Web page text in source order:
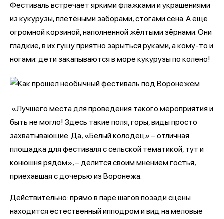
Фестиваль встречает яркими флажками и украшениями
из кукурузы, плетёными заборами, стогами сена. А ещё
огромной корзиной, наполненной жёлтыми зёрнами. Они
гладкие, в их гущу приятно зарыться руками, а кому-то и
ногами: дети закапываются в море кукурузы по колено!
«Лучшего места для проведения такого мероприятия и
быть не могло! Здесь такие поля, горы, виды просто
захватывающие. Да, «Белый колодец» – отличная
площадка для фестиваля с сельской тематикой, тут и
конюшня рядом», – делится своим мнением гостья,
приехавшая с дочерью из Воронежа.
Действительно: прямо в паре шагов позади сцены
находится естественный ипподром и вид на меловые